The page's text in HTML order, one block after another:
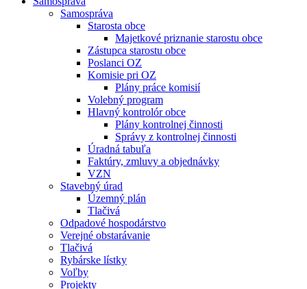
Samospráva
Starosta obce
Majetkové priznanie starostu obce
Zástupca starostu obce
Poslanci OZ
Komisie pri OZ
Plány práce komisií
Volebný program
Hlavný kontrolór obce
Plány kontrolnej činnosti
Správy z kontrolnej činnosti
Úradná tabuľa
Faktúry, zmluvy a objednávky
VZN
Stavebný úrad
Územný plán
Tlačivá
Odpadové hospodárstvo
Verejné obstarávanie
Tlačivá
Rybárske lístky
Voľby
Projekty